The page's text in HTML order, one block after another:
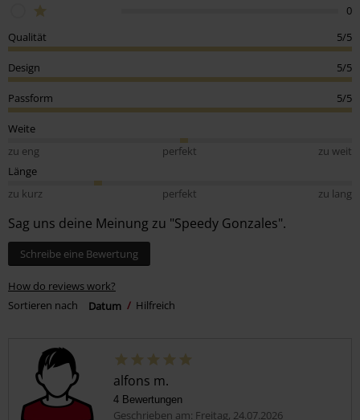
0
Qualität
5/5
Design 5/5
Passform 5/5
Weite
zu eng
perfekt
zu weit
Länge
zu kurz
perfekt zu lang
Sag uns deine Meinung zu "Speedy Gonzales".
Schreibe eine Bewertung
How do reviews work?
Sortieren nach
Datum Hilfreich
alfons m.
4 Bewertungen
Geschrieben am: Freitag, 24.07.2026